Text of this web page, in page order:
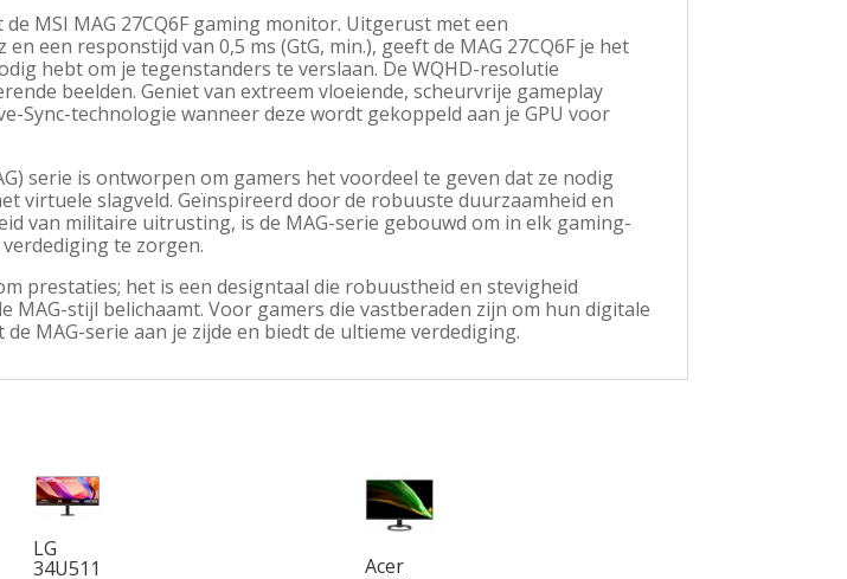
MSI MAG 27CQ6F gaming monitor. Uitgerust met een
een responstijd van 0,5 ms (GtG, min.), geeft de MAG 27CQ6F je het
hebt om je tegenstanders te verslaan. De WQHD-resolutie
beelden. Geniet van extreem vloeiende, scheurvrije gameplay
Sync-technologie wanneer deze wordt gekoppeld aan je GPU voor
serie is ontworpen om gamers het voordeel te geven dat ze nodig
virtuele slagveld. Geïnspireerd door de robuuste duurzaamheid en
van militaire uitrusting, is de MAG-serie gebouwd om in elk gaming-
te zorgen.
prestaties; het is een designtaal die robuustheid en stevigheid
MAG-stijl belichaamt. Voor gamers die vastberaden zijn om hun digitale
MAG-serie aan je zijde en biedt de ultieme verdediging.
LG
34U511 Acer